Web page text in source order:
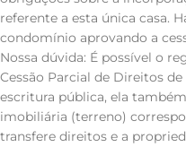
referente a esta única casa.
condomínio aprovando a
Nossa dúvida: É possível o
Cessão Parcial de Direitos
escritura pública, ela
imobiliária (terreno)
transfere direitos e a